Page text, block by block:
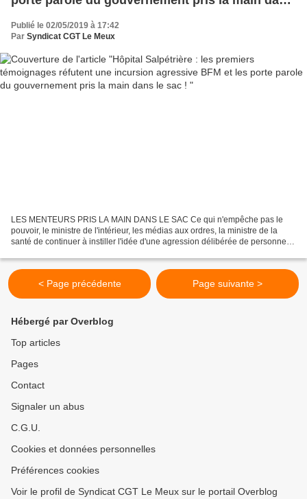
Publié le 02/05/2019 à 17:42
Par Syndicat CGT Le Meux
LES MENTEURS PRIS LA MAIN DANS LE SAC Ce qui n'empêche pas le
pouvoir, le ministre de l'intérieur, les médias aux ordres, la ministre de la
santé de continuer à instiller l'idée d'une agression délibérée de personnes
< Page précédente Page suivante >
Hébergé par Overblog
Top articles
Pages
Contact
Signaler un abus
C.G.U.
Cookies et données personnelles
Préférences cookies
Voir le profil de Syndicat CGT Le Meux sur le portail Overblog